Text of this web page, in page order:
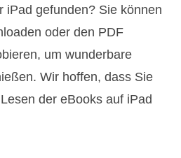
iPad gefunden? Sie können
oder den PDF
um wunderbare
Wir hoffen, dass Sie
der eBooks auf iPad